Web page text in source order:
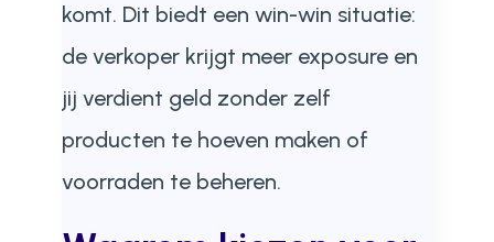
komt. Dit biedt een win-win situatie:
de verkoper krijgt meer exposure en
jij verdient geld zonder zelf
producten te hoeven maken of
voorraden te beheren.